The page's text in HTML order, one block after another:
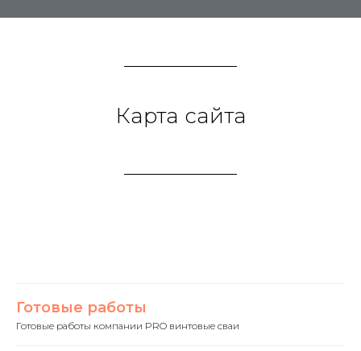
Карта сайта
Готовые работы
Готовые работы компании PRO винтовые сваи